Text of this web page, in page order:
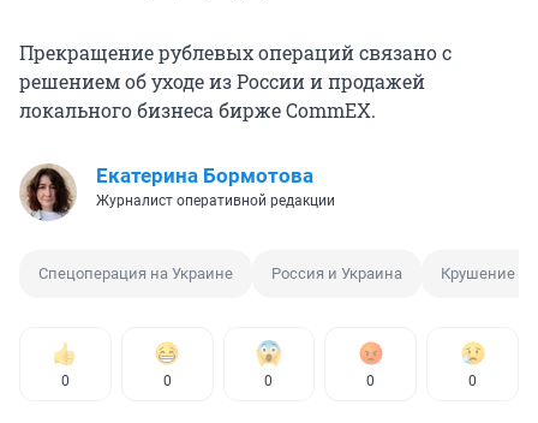
Прекращение рублевых операций связано с
решением об уходе из России и продажей
локального бизнеса бирже CommEX.
Екатерина Бормотова
Журналист оперативной редакции
Спецоперация на Украине Россия и Украина Крушение
0 0 0 0 0